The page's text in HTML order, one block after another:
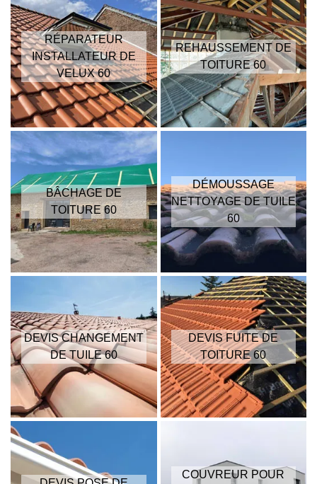
RÉPARATEUR
INSTALLATEUR DE
VELUX 60
REHAUSSEMENT DE
TOITURE 60
BÂCHAGE DE
TOITURE 60
DÉMOUSSAGE
NETTOYAGE DE TUILE
60
DEVIS CHANGEMENT
DE TUILE 60
DEVIS FUITE DE
TOITURE 60
COUVREUR POUR